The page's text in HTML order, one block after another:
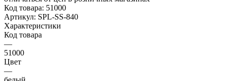
Код товара: 51000
Артикул: SPL-SS-840
Характеристики
Код товара
—
51000
Цвет
—